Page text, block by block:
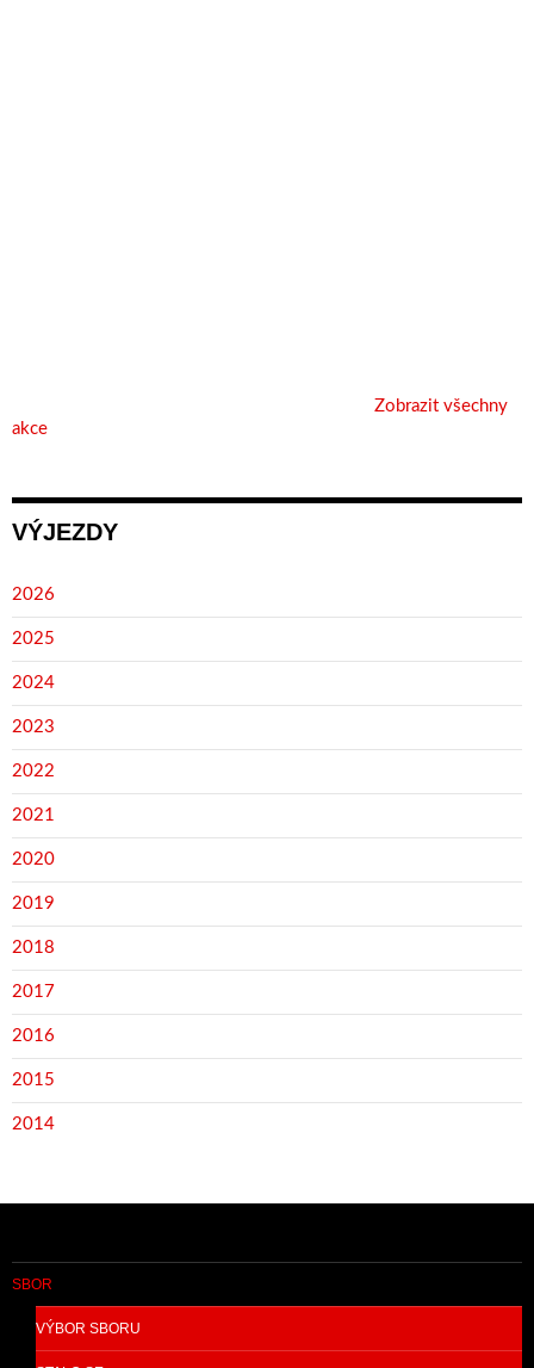
Zobrazit všechny
akce
VÝJEZDY
2026
2025
2024
2023
2022
2021
2020
2019
2018
2017
2016
2015
2014
SBOR
VÝBOR SBORU